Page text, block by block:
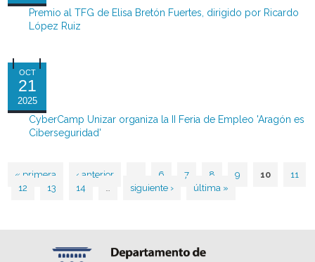
Premio al TFG de Elisa Bretón Fuertes, dirigido por Ricardo
López Ruiz
OCT
21
2025
CyberCamp Unizar organiza la II Feria de Empleo 'Aragón es
Ciberseguridad'
Páginas
« primera ‹ anterior 6 7 8 9 10
11
12
13 14 … siguiente › última »